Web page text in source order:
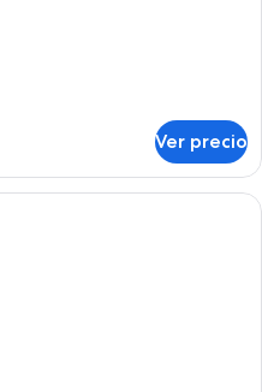
Ver precio
Una habitación de hotel con cama,